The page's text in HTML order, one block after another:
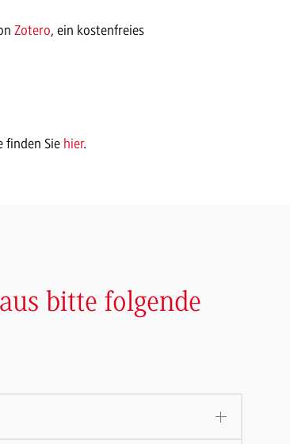
Zotero, ein kostenfreies
finden Sie hier.
bitte folgende